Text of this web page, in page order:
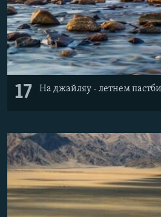
17 На джайляу - летнем